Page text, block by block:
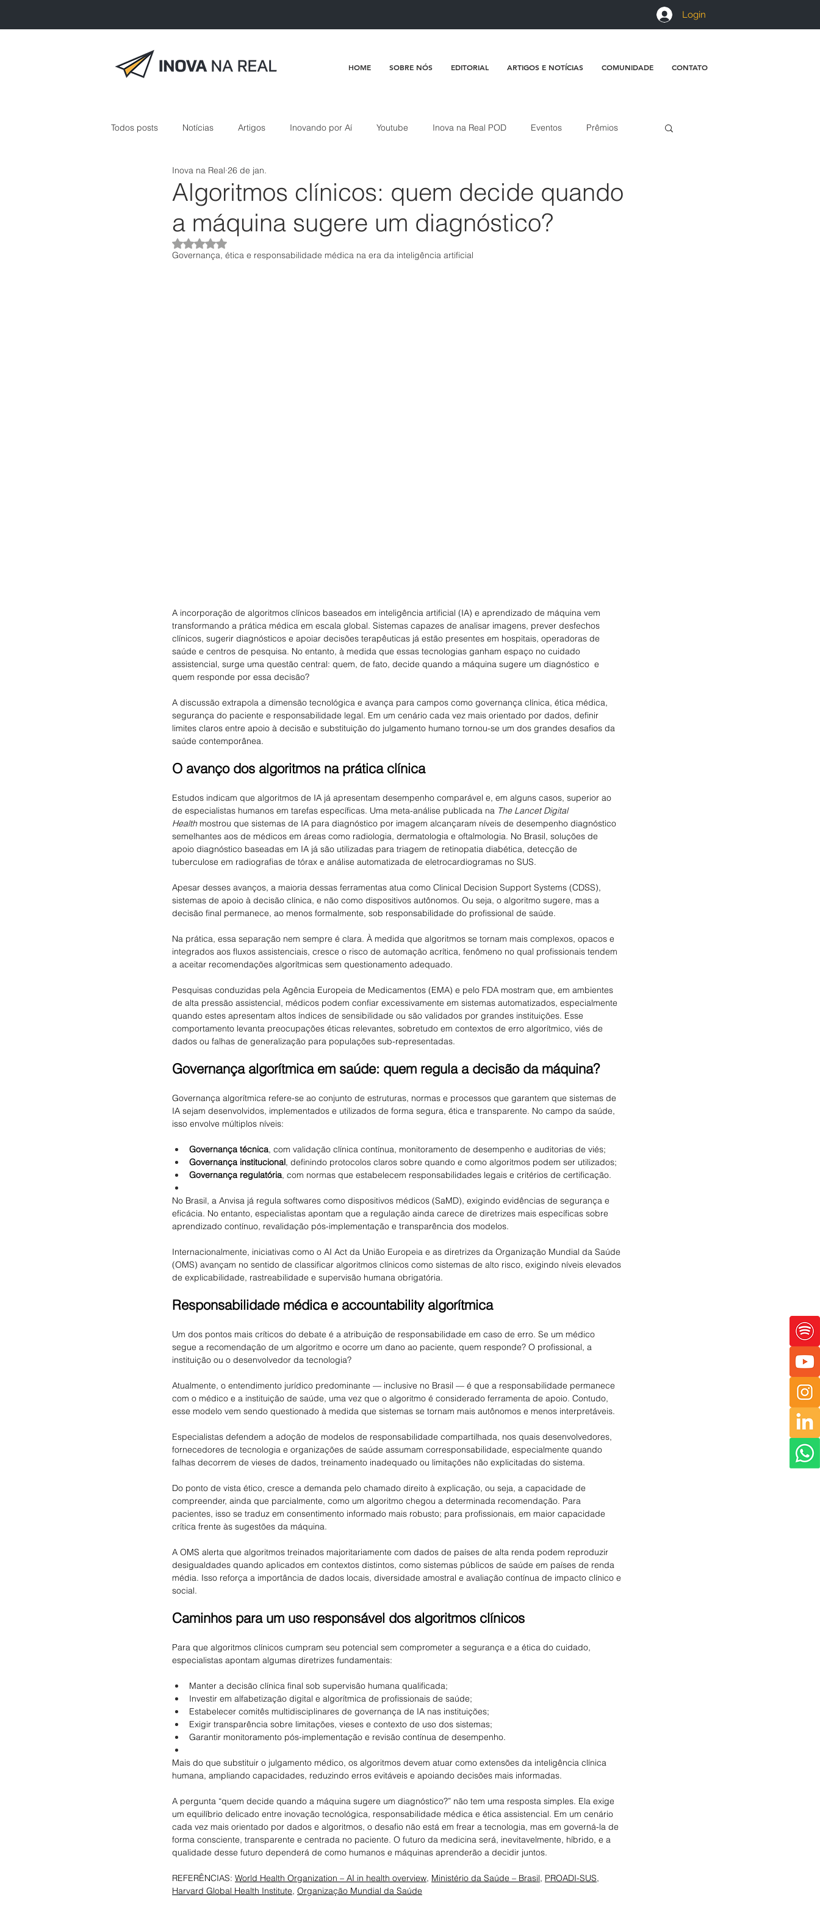
Login
HOME SOBRE NÓS EDITORIAL ARTIGOS E NOTÍCIAS COMUNIDADE CONTATO
Todos posts Notícias Artigos Inovando por Aí Youtube Inova na Real POD Eventos Prêmios
inovação em saúde
Algoritmos clínicos: quem decide quando
a máquina sugere um diagnóstico?
Inova na Real 26 de jan.
Avaliado com NaN de 5 estrelas.
Governança, ética e responsabilidade médica na era da inteligência artificial
A incorporação de algoritmos clínicos baseados em inteligência artificial (IA) e aprendizado de máquina vem
transformando a prática médica em escala global. Sistemas capazes de analisar imagens, prever desfechos
clínicos, sugerir diagnósticos e apoiar decisões terapêuticas já estão presentes em hospitais, operadoras de
saúde e centros de pesquisa. No entanto, à medida que essas tecnologias ganham espaço no cuidado
assistencial, surge uma questão central: quem, de fato, decide quando a máquina sugere um diagnóstico  e
quem responde por essa decisão?
A discussão extrapola a dimensão tecnológica e avança para campos como governança clínica, ética médica,
segurança do paciente e responsabilidade legal. Em um cenário cada vez mais orientado por dados, definir
limites claros entre apoio à decisão e substituição do julgamento humano tornou-se um dos grandes desafios da
saúde contemporânea.
O avanço dos algoritmos na prática clínica
Estudos indicam que algoritmos de IA já apresentam desempenho comparável e, em alguns casos, superior ao
de especialistas humanos em tarefas específicas. Uma meta-análise publicada na The Lancet Digital
Health mostrou que sistemas de IA para diagnóstico por imagem alcançaram níveis de desempenho diagnóstico
semelhantes aos de médicos em áreas como radiologia, dermatologia e oftalmologia. No Brasil, soluções de
apoio diagnóstico baseadas em IA já são utilizadas para triagem de retinopatia diabética, detecção de
tuberculose em radiografias de tórax e análise automatizada de eletrocardiogramas no SUS.
Apesar desses avanços, a maioria dessas ferramentas atua como Clinical Decision Support Systems (CDSS),
sistemas de apoio à decisão clínica, e não como dispositivos autônomos. Ou seja, o algoritmo sugere, mas a
decisão final permanece, ao menos formalmente, sob responsabilidade do profissional de saúde.
Na prática, essa separação nem sempre é clara. À medida que algoritmos se tornam mais complexos, opacos e
integrados aos fluxos assistenciais, cresce o risco de automação acrítica, fenômeno no qual profissionais tendem
a aceitar recomendações algorítmicas sem questionamento adequado.
Pesquisas conduzidas pela Agência Europeia de Medicamentos (EMA) e pelo FDA mostram que, em ambientes
de alta pressão assistencial, médicos podem confiar excessivamente em sistemas automatizados, especialmente
quando estes apresentam altos índices de sensibilidade ou são validados por grandes instituições. Esse
comportamento levanta preocupações éticas relevantes, sobretudo em contextos de erro algorítmico, viés de
dados ou falhas de generalização para populações sub-representadas.
Governança algorítmica em saúde: quem regula a decisão da máquina?
Governança algorítmica refere-se ao conjunto de estruturas, normas e processos que garantem que sistemas de
IA sejam desenvolvidos, implementados e utilizados de forma segura, ética e transparente. No campo da saúde,
isso envolve múltiplos níveis:
Governança técnica, com validação clínica contínua, monitoramento de desempenho e auditorias de viés;
Governança institucional, definindo protocolos claros sobre quando e como algoritmos podem ser utilizados;
Governança regulatória, com normas que estabelecem responsabilidades legais e critérios de certificação.
No Brasil, a Anvisa já regula softwares como dispositivos médicos (SaMD), exigindo evidências de segurança e
eficácia. No entanto, especialistas apontam que a regulação ainda carece de diretrizes mais específicas sobre
aprendizado contínuo, revalidação pós-implementação e transparência dos modelos.
Internacionalmente, iniciativas como o AI Act da União Europeia e as diretrizes da Organização Mundial da Saúde
(OMS) avançam no sentido de classificar algoritmos clínicos como sistemas de alto risco, exigindo níveis elevados
de explicabilidade, rastreabilidade e supervisão humana obrigatória.
Responsabilidade médica e accountability algorítmica
Um dos pontos mais críticos do debate é a atribuição de responsabilidade em caso de erro. Se um médico
segue a recomendação de um algoritmo e ocorre um dano ao paciente, quem responde? O profissional, a
instituição ou o desenvolvedor da tecnologia?
Atualmente, o entendimento jurídico predominante — inclusive no Brasil — é que a responsabilidade permanece
com o médico e a instituição de saúde, uma vez que o algoritmo é considerado ferramenta de apoio. Contudo,
esse modelo vem sendo questionado à medida que sistemas se tornam mais autônomos e menos interpretáveis.
Especialistas defendem a adoção de modelos de responsabilidade compartilhada, nos quais desenvolvedores,
fornecedores de tecnologia e organizações de saúde assumam corresponsabilidade, especialmente quando
falhas decorrem de vieses de dados, treinamento inadequado ou limitações não explicitadas do sistema.
Do ponto de vista ético, cresce a demanda pelo chamado direito à explicação, ou seja, a capacidade de
compreender, ainda que parcialmente, como um algoritmo chegou a determinada recomendação. Para
pacientes, isso se traduz em consentimento informado mais robusto; para profissionais, em maior capacidade
crítica frente às sugestões da máquina.
A OMS alerta que algoritmos treinados majoritariamente com dados de países de alta renda podem reproduzir
desigualdades quando aplicados em contextos distintos, como sistemas públicos de saúde em países de renda
média. Isso reforça a importância de dados locais, diversidade amostral e avaliação contínua de impacto clínico e
social.
Caminhos para um uso responsável dos algoritmos clínicos
Para que algoritmos clínicos cumpram seu potencial sem comprometer a segurança e a ética do cuidado,
especialistas apontam algumas diretrizes fundamentais:
Manter a decisão clínica final sob supervisão humana qualificada;
Investir em alfabetização digital e algorítmica de profissionais de saúde;
Estabelecer comitês multidisciplinares de governança de IA nas instituições;
Exigir transparência sobre limitações, vieses e contexto de uso dos sistemas;
Garantir monitoramento pós-implementação e revisão contínua de desempenho.
Mais do que substituir o julgamento médico, os algoritmos devem atuar como extensões da inteligência clínica
humana, ampliando capacidades, reduzindo erros evitáveis e apoiando decisões mais informadas.
A pergunta “quem decide quando a máquina sugere um diagnóstico?” não tem uma resposta simples. Ela exige
um equilíbrio delicado entre inovação tecnológica, responsabilidade médica e ética assistencial. Em um cenário
cada vez mais orientado por dados e algoritmos, o desafio não está em frear a tecnologia, mas em governá-la de
forma consciente, transparente e centrada no paciente. O futuro da medicina será, inevitavelmente, híbrido, e a
qualidade desse futuro dependerá de como humanos e máquinas aprenderão a decidir juntos.
REFERÊNCIAS: World Health Organization – AI in health overview, Ministério da Saúde – Brasil, PROADI-SUS,
Harvard Global Health Institute, Organização Mundial da Saúde